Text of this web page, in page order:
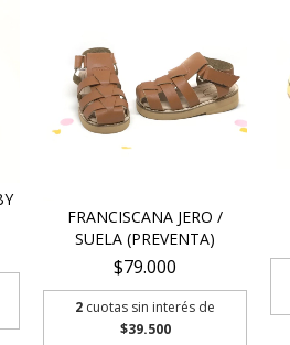
FRANCISCANA JERO /
SUELA (PREVENTA)
$79.000
2 cuotas sin interés de
$39.500